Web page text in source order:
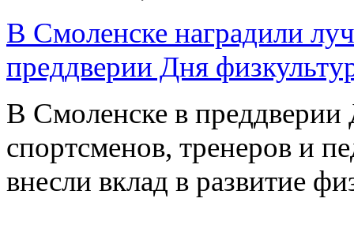
В Смоленске наградили
преддверии Дня
В Смоленске в преддверии
спортсменов, тренеров и
внесли вклад в развитие